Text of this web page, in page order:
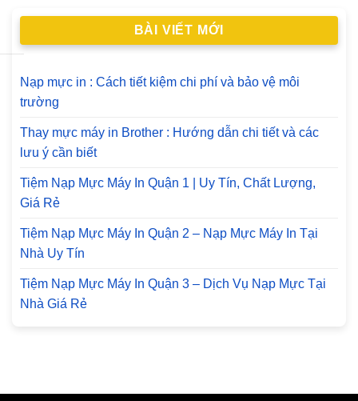
BÀI VIẾT MỚI
Nạp mực in : Cách tiết kiệm chi phí và bảo vệ môi
trường
Thay mực máy in Brother : Hướng dẫn chi tiết và các
lưu ý cần biết
Tiệm Nạp Mực Máy In Quận 1 | Uy Tín, Chất Lượng,
Giá Rẻ
Tiệm Nạp Mực Máy In Quận 2 – Nạp Mực Máy In Tại
Nhà Uy Tín
Tiệm Nạp Mực Máy In Quận 3 – Dịch Vụ Nạp Mực Tại
Nhà Giá Rẻ